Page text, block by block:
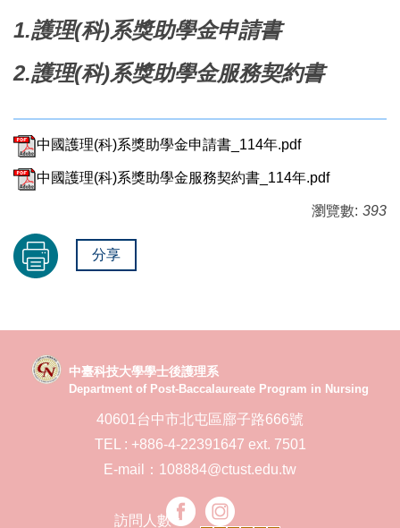
1.護理(科)系獎助學金申請書
2.護理(科)系獎助學金服務契約書
中國護理(科)系獎助學金申請書_114年.pdf
中國護理(科)系獎助學金服務契約書_114年.pdf
瀏覽數: 393
分享
中臺科技大學學士後護理系
Department of Post-Baccalaureate Program in Nursing
40601台中市北屯區廍子路666號
TEL : +886-4-22391647 ext. 7501
E-mail：108884@ctust.edu.tw